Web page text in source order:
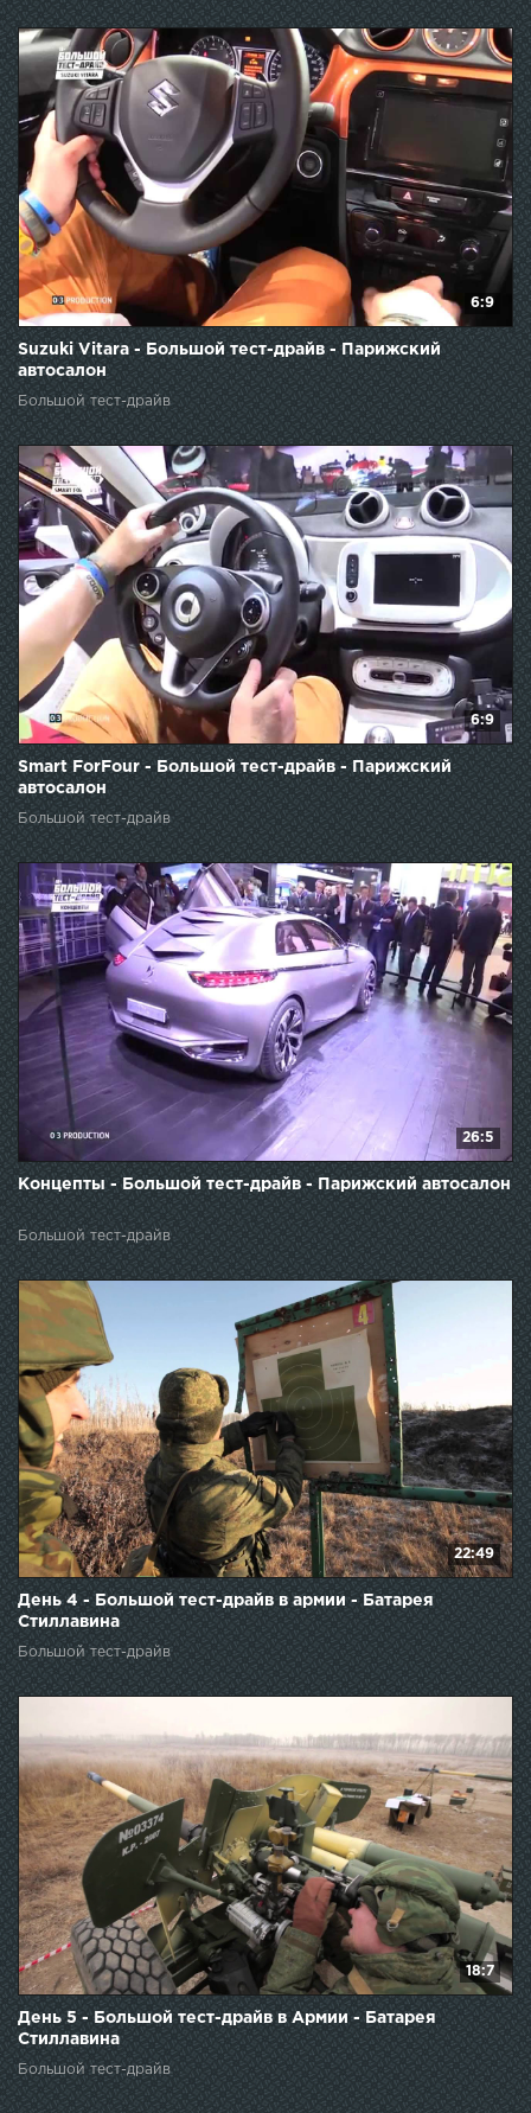
6:9
Suzuki Vitara - Большой тест-драйв - Парижский
автосалон
Большой тест-драйв
6:9
Smart ForFour - Большой тест-драйв - Парижский
автосалон
Большой тест-драйв
26:5
Концепты - Большой тест-драйв - Парижский автосалон
Большой тест-драйв
22:49
День 4 - Большой тест-драйв в армии - Батарея
Стиллавина
Большой тест-драйв
18:7
День 5 - Большой тест-драйв в Армии - Батарея
Стиллавина
Большой тест-драйв